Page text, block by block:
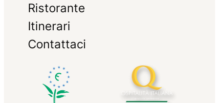
Ristorante
Itinerari
Contattaci